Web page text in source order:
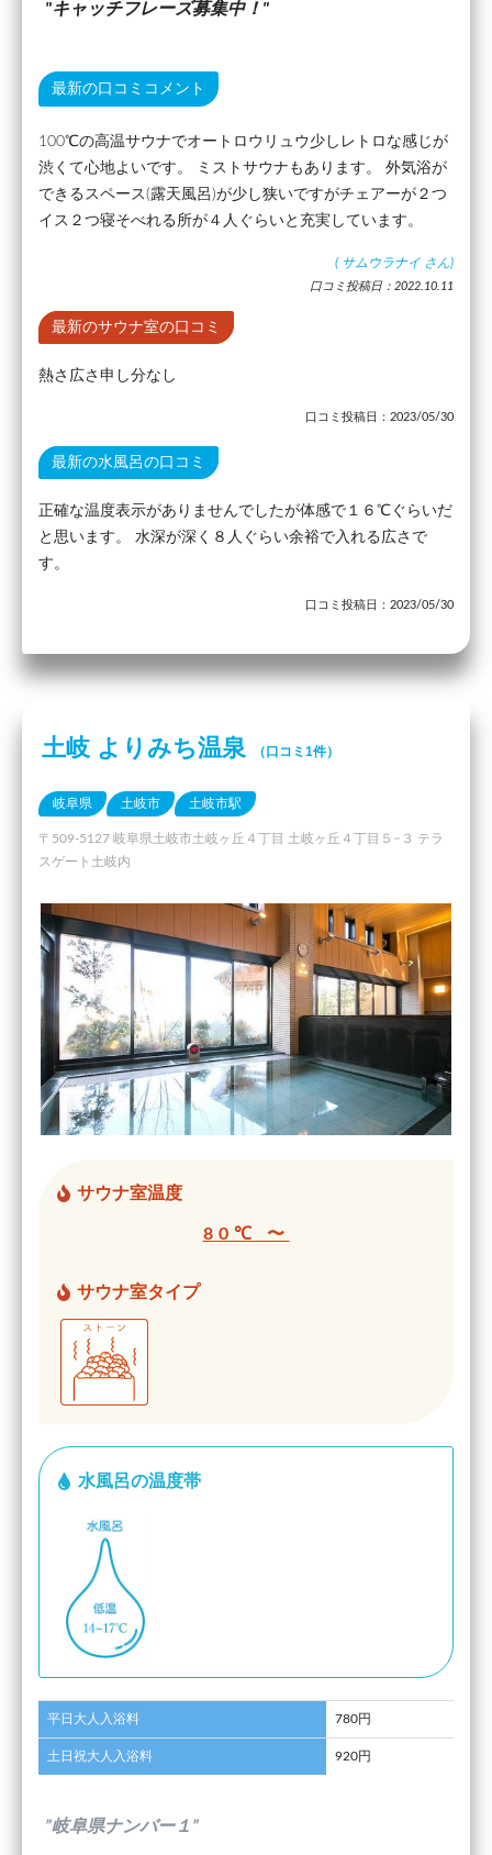
キャッチフレーズ募集中！
最新の口コミコメント
100℃の高温サウナでオートロウリュウ少しレトロな感じが
渋くて心地よいです。 ミストサウナもあります。 外気浴が
できるスペース(露天風呂)が少し狭いですがチェアーが２つ
イス２つ寝そべれる所が４人ぐらいと充実しています。
( サムウラナイ さん)
口コミ投稿日：2022.10.11
最新のサウナ室の口コミ
熱さ広さ申し分なし
口コミ投稿日：2023/05/30
最新の水風呂の口コミ
正確な温度表示がありませんでしたが体感で１６℃ぐらいだ
と思います。 水深が深く８人ぐらい余裕で入れる広さで
す。
口コミ投稿日：2023/05/30
土岐 よりみち温泉 （口コミ1件）
岐阜県 土岐市 土岐市駅
〒509-5127 岐阜県土岐市土岐ヶ丘４丁目 土岐ヶ丘４丁目５−３ テラ
スゲート土岐内
サウナ室温度
80℃ 〜
サウナ室タイプ
水風呂の温度帯
平日大人入浴料 780円
土日祝大人入浴料 920円
”岐阜県ナンバー１”